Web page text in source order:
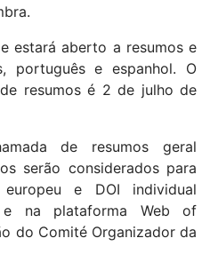
estará aberto a resumos e
português e espanhol. O
resumos é 2 de julho de
de resumos geral
serão considerados para
e DOI individual
e na plataforma Web of
do Comité Organizador da